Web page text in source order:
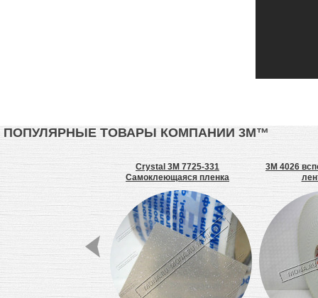
ПОПУЛЯРНЫЕ ТОВАРЫ КОМПАНИИ 3М™
цианакрилатный
Crystal 3M 7725-331
Самоклеющаяся пленка
3M 4026